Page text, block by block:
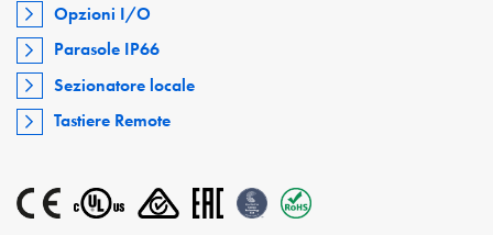
Opzioni I/O
Parasole IP66
Sezionatore locale
Tastiere Remote